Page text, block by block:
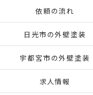
依頼の流れ
日光市の外壁塗装
宇都宮市の外壁塗装
求人情報